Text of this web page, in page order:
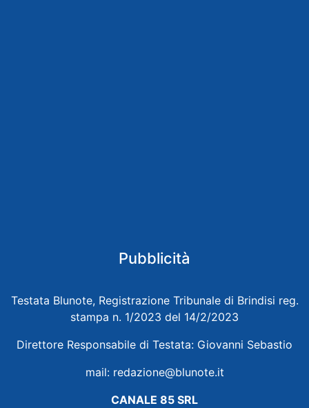
Pubblicità
Testata Blunote, Registrazione Tribunale di Brindisi reg.
stampa n. 1/2023 del 14/2/2023
Direttore Responsabile di Testata: Giovanni Sebastio
mail: redazione@blunote.it
CANALE 85 SRL